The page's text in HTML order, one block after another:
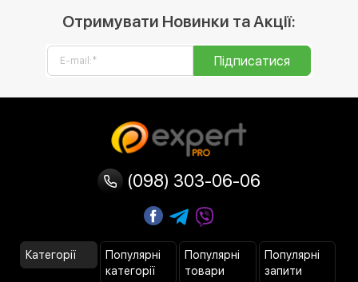
Отримувати Новинки та Акції:
Підписатися
(098) 303-06-06
Категорії
Популярні
категорії
Популярні
товари
Популярні
запити